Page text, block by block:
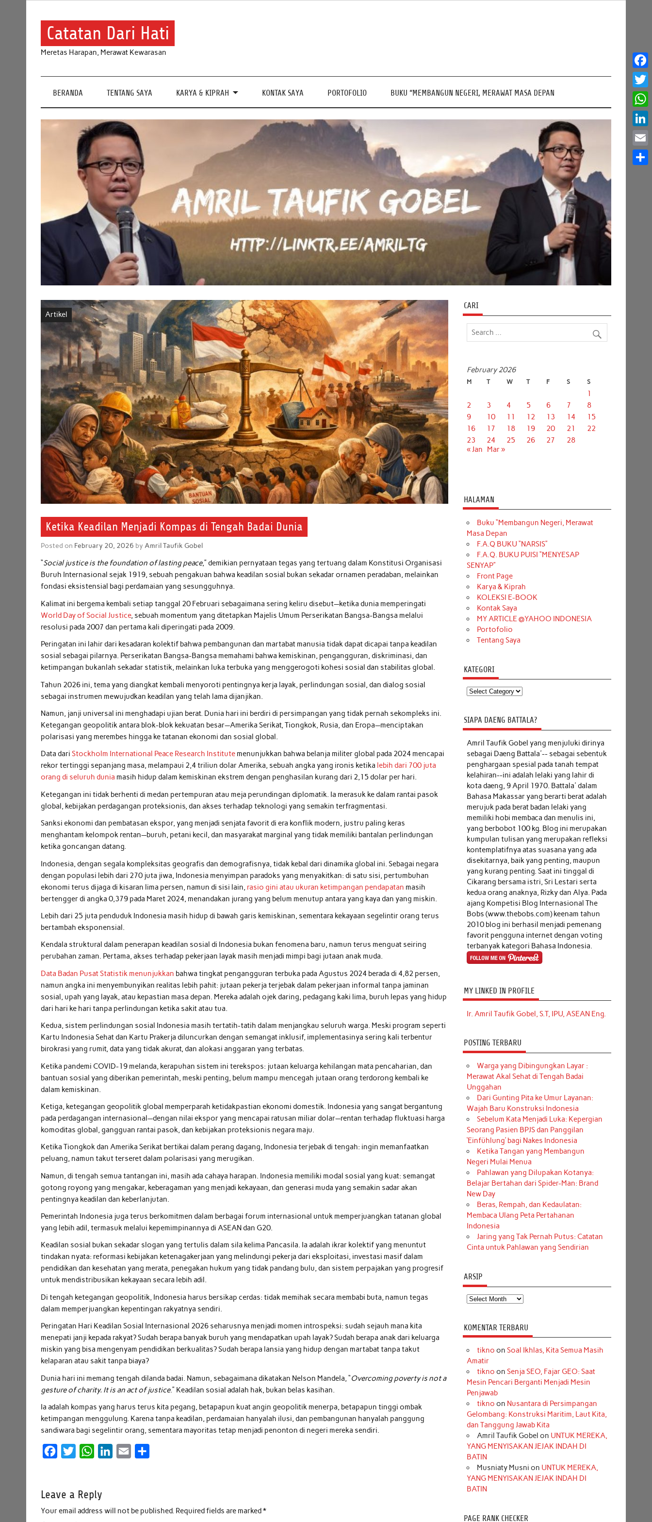
Catatan Dari Hati
Meretas Harapan, Merawat Kewarasan
BERANDA TENTANG SAYA KARYA & KIPRAH KONTAK SAYA PORTOFOLIO BUKU “MEMBANGUN NEGERI, MERAWAT MASA DEPAN
Artikel
Ketika Keadilan Menjadi Kompas di Tengah Badai Dunia
Posted on February 20, 2026 byAmril Taufik Gobel
“Social justice is the foundation of lasting peace,” demikian pernyataan tegas yang tertuang dalam Konstitusi Organisasi
Buruh Internasional sejak 1919, sebuah pengakuan bahwa keadilan sosial bukan sekadar ornamen peradaban, melainkan
fondasi eksistensial bagi perdamaian yang sesungguhnya.
Kalimat ini bergema kembali setiap tanggal 20 Februari sebagaimana sering keliru disebut—ketika dunia memperingati
World Day of Social Justice, sebuah momentum yang ditetapkan Majelis Umum Perserikatan Bangsa-Bangsa melalui
resolusi pada 2007 dan pertama kali diperingati pada 2009.
Peringatan ini lahir dari kesadaran kolektif bahwa pembangunan dan martabat manusia tidak dapat dicapai tanpa keadilan
sosial sebagai pilarnya. Perserikatan Bangsa-Bangsa memahami bahwa kemiskinan, pengangguran, diskriminasi, dan
ketimpangan bukanlah sekadar statistik, melainkan luka terbuka yang menggerogoti kohesi sosial dan stabilitas global.
Tahun 2026 ini, tema yang diangkat kembali menyoroti pentingnya kerja layak, perlindungan sosial, dan dialog sosial
sebagai instrumen mewujudkan keadilan yang telah lama dijanjikan.
Namun, janji universal ini menghadapi ujian berat. Dunia hari ini berdiri di persimpangan yang tidak pernah sekompleks ini.
Ketegangan geopolitik antara blok-blok kekuatan besar—Amerika Serikat, Tiongkok, Rusia, dan Eropa—menciptakan
polarisasi yang merembes hingga ke tatanan ekonomi dan sosial global.
Data dariStockholm International Peace Research Institute menunjukkan bahwa belanja militer global pada 2024 mencapai
rekor tertinggi sepanjang masa, melampaui 2,4 triliun dolar Amerika, sebuah angka yang ironis ketika lebih dari 700 juta
orang di seluruh dunia masih hidup dalam kemiskinan ekstrem dengan penghasilan kurang dari 2,15 dolar per hari.
Ketegangan ini tidak berhenti di medan pertempuran atau meja perundingan diplomatik. Ia merasuk ke dalam rantai pasok
global, kebijakan perdagangan proteksionis, dan akses terhadap teknologi yang semakin terfragmentasi.
Sanksi ekonomi dan pembatasan ekspor, yang menjadi senjata favorit di era konflik modern, justru paling keras
menghantam kelompok rentan—buruh, petani kecil, dan masyarakat marginal yang tidak memiliki bantalan perlindungan
ketika goncangan datang.
Indonesia, dengan segala kompleksitas geografis dan demografisnya, tidak kebal dari dinamika global ini. Sebagai negara
dengan populasi lebih dari 270 juta jiwa, Indonesia menyimpan paradoks yang menyakitkan: di satu sisi, pertumbuhan
ekonomi terus dijaga di kisaran lima persen, namun di sisi lain, rasio gini atau ukuran ketimpangan pendapatan masih
bertengger di angka 0,379 pada Maret 2024, menandakan jurang yang belum menutup antara yang kaya dan yang miskin.
Lebih dari 25 juta penduduk Indonesia masih hidup di bawah garis kemiskinan, sementara kekayaan segelintir orang terus
bertambah eksponensial.
Kendala struktural dalam penerapan keadilan sosial di Indonesia bukan fenomena baru, namun terus menguat seiring
perubahan zaman. Pertama, akses terhadap pekerjaan layak masih menjadi mimpi bagi jutaan anak muda.
Data Badan Pusat Statistik menunjukkan bahwa tingkat pengangguran terbuka pada Agustus 2024 berada di 4,82 persen,
namun angka ini menyembunyikan realitas lebih pahit: jutaan pekerja terjebak dalam pekerjaan informal tanpa jaminan
sosial, upah yang layak, atau kepastian masa depan. Mereka adalah ojek daring, pedagang kaki lima, buruh lepas yang hidup
dari hari ke hari tanpa perlindungan ketika sakit atau tua.
Kedua, sistem perlindungan sosial Indonesia masih tertatih-tatih dalam menjangkau seluruh warga. Meski program seperti
Kartu Indonesia Sehat dan Kartu Prakerja diluncurkan dengan semangat inklusif, implementasinya sering kali terbentur
birokrasi yang rumit, data yang tidak akurat, dan alokasi anggaran yang terbatas.
Ketika pandemi COVID-19 melanda, kerapuhan sistem ini terekspos: jutaan keluarga kehilangan mata pencaharian, dan
bantuan sosial yang diberikan pemerintah, meski penting, belum mampu mencegah jutaan orang terdorong kembali ke
dalam kemiskinan.
Ketiga, ketegangan geopolitik global memperparah ketidakpastian ekonomi domestik. Indonesia yang sangat bergantung
pada perdagangan internasional—dengan nilai ekspor yang mencapai ratusan miliar dolar—rentan terhadap fluktuasi harga
komoditas global, gangguan rantai pasok, dan kebijakan proteksionis negara maju.
Ketika Tiongkok dan Amerika Serikat bertikai dalam perang dagang, Indonesia terjebak di tengah: ingin memanfaatkan
peluang, namun takut terseret dalam polarisasi yang merugikan.
Namun, di tengah semua tantangan ini, masih ada cahaya harapan. Indonesia memiliki modal sosial yang kuat: semangat
gotong royong yang mengakar, keberagaman yang menjadi kekayaan, dan generasi muda yang semakin sadar akan
pentingnya keadilan dan keberlanjutan.
Pemerintah Indonesia juga terus berkomitmen dalam berbagai forum internasional untuk memperjuangkan tatanan global
yang lebih adil, termasuk melalui kepemimpinannya di ASEAN dan G20.
Keadilan sosial bukan sekadar slogan yang tertulis dalam sila kelima Pancasila. Ia adalah ikrar kolektif yang menuntut
tindakan nyata: reformasi kebijakan ketenagakerjaan yang melindungi pekerja dari eksploitasi, investasi masif dalam
pendidikan dan kesehatan yang merata, penegakan hukum yang tidak pandang bulu, dan sistem perpajakan yang progresif
untuk mendistribusikan kekayaan secara lebih adil.
Di tengah ketegangan geopolitik, Indonesia harus bersikap cerdas: tidak memihak secara membabi buta, namun tegas
dalam memperjuangkan kepentingan rakyatnya sendiri.
Peringatan Hari Keadilan Sosial Internasional 2026 seharusnya menjadi momen introspeksi: sudah sejauh mana kita
menepati janji kepada rakyat? Sudah berapa banyak buruh yang mendapatkan upah layak? Sudah berapa anak dari keluarga
miskin yang bisa mengenyam pendidikan berkualitas? Sudah berapa lansia yang hidup dengan martabat tanpa takut
kelaparan atau sakit tanpa biaya?
Dunia hari ini memang tengah dilanda badai. Namun, sebagaimana dikatakan Nelson Mandela, “Overcoming poverty is not a
gesture of charity. It is an act of justice.” Keadilan sosial adalah hak, bukan belas kasihan.
Ia adalah kompas yang harus terus kita pegang, betapapun kuat angin geopolitik menerpa, betapapun tinggi ombak
ketimpangan menggulung. Karena tanpa keadilan, perdamaian hanyalah ilusi, dan pembangunan hanyalah panggung
sandiwara bagi segelintir orang, sementara mayoritas tetap menjadi penonton di negeri mereka sendiri.
e
b
t
W
s
e
l
e
Leave a Reply
Your email address will not be published. Required fields are marked*
CARI
February 2026
M T W T F S S
1
2
3 4 5 6 7
8
9
10 11 12 13 14
15
16
17 18 19 20 21
22
23
24 25 26 27
28
« Jan
Mar »
HALAMAN
Buku “Membangun Negeri, Merawat
Masa Depan
F.A.Q BUKU “NARSIS”
F.A.Q. BUKU PUISI “MENYESAP
SENYAP”
Front Page
Karya & Kiprah
KOLEKSI E-BOOK
Kontak Saya
MY ARTICLE @YAHOO INDONESIA
Portofolio
Tentang Saya
KATEGORI
Kategori
SIAPA DAENG BATTALA?
Amril Taufik Gobel yang menjuluki dirinya
sebagai Daeng Battala'-- sebagai sebentuk
penghargaan spesial pada tanah tempat
kelahiran--ini adalah lelaki yang lahir di
kota daeng, 9 April 1970. Battala' dalam
Bahasa Makassar yang berarti berat adalah
merujuk pada berat badan lelaki yang
memiliki hobi membaca dan menulis ini,
yang berbobot 100 kg. Blog ini merupakan
kumpulan tulisan yang merupakan refleksi
kontemplatifnya atas suasana yang ada
disekitarnya, baik yang penting, maupun
yang kurang penting. Saat ini tinggal di
Cikarang bersama istri, Sri Lestari serta
kedua orang anaknya, Rizky dan Alya. Pada
ajang Kompetisi Blog Internasional The
Bobs (www.thebobs.com) keenam tahun
2010 blog ini berhasil menjadi pemenang
favorit pengguna internet dengan voting
terbanyak kategori Bahasa Indonesia.
MY LINKED IN PROFILE
Ir. Amril Taufik Gobel, S.T, IPU, ASEAN Eng.
POSTING TERBARU
Warga yang Dibingungkan Layar :
Merawat Akal Sehat di Tengah Badai
Unggahan
Dari Gunting Pita ke Umur Layanan:
Wajah Baru Konstruksi Indonesia
Sebelum Kata Menjadi Luka: Kepergian
Seorang Pasien BPJS dan Panggilan
‘Einfühlung’ bagi Nakes Indonesia
Ketika Tangan yang Membangun
Negeri Mulai Menua
Pahlawan yang Dilupakan Kotanya:
Belajar Bertahan dari Spider-Man: Brand
New Day
Beras, Rempah, dan Kedaulatan:
Membaca Ulang Peta Pertahanan
Indonesia
Jaring yang Tak Pernah Putus: Catatan
Cinta untuk Pahlawan yang Sendirian
ARSIP
Arsip
KOMENTAR TERBARU
tikno on Soal Ikhlas, Kita Semua Masih
Amatir
tikno on Senja SEO, Fajar GEO: Saat
Mesin Pencari Berganti Menjadi Mesin
Penjawab
tikno on Nusantara di Persimpangan
Gelombang: Konstruksi Maritim, Laut Kita,
dan Tanggung Jawab Kita
Amril Taufik Gobel on UNTUK MEREKA,
YANG MENYISAKAN JEJAK INDAH DI
BATIN
Musniaty Musni on UNTUK MEREKA,
YANG MENYISAKAN JEJAK INDAH DI
BATIN
PAGE RANK CHECKER
Email